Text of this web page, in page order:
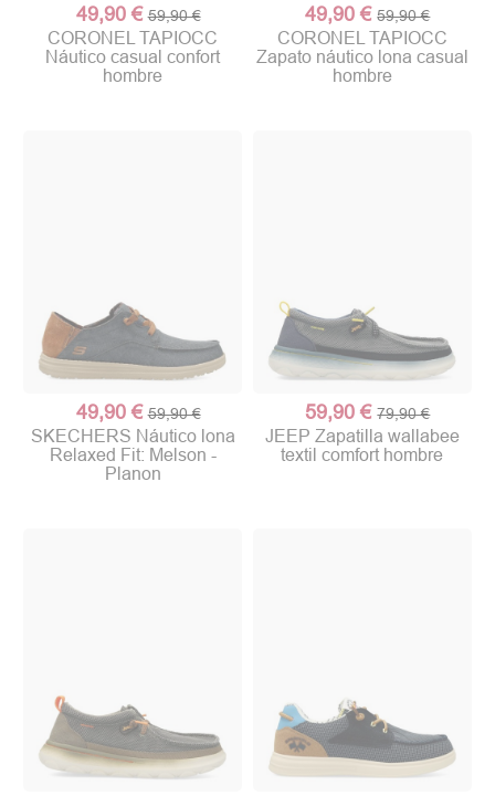
49,90 € 59,90 €
CORONEL TAPIOCC
Náutico casual confort
hombre
49,90 € 59,90 €
CORONEL TAPIOCC
Zapato náutico lona casual
hombre
49,90 € 59,90 €
SKECHERS Náutico lona
Relaxed Fit: Melson -
Planon
59,90 € 79,90 €
JEEP Zapatilla wallabee
textil comfort hombre